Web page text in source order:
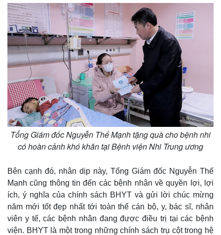
Thế giới
Quan sát
Cuộc sống đó đây
Hồ sơ
Multimedia
Video
Ảnh
E-Magazine
Infographic
Tổng Giám đốc Nguyễn Thế Mạnh tặng quà cho bệnh nhi
có hoàn cảnh khó khăn tại Bệnh viện Nhi Trung ương
Bên cạnh đó, nhân dịp này, Tổng Giám đốc Nguyễn Thế
Mạnh cũng thông tin đến các bệnh nhân về quyền lợi, lợi
ích, ý nghĩa của chính sách BHYT và gửi lời chúc mừng
năm mới tốt đẹp nhất tới toàn thể cán bộ, y, bác sĩ, nhân
viên y tế, các bệnh nhân đang được điều trị tại các bệnh
viện. BHYT là một trong những chính sách trụ cột trong hệ